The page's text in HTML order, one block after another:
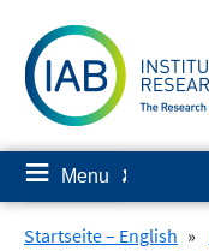
content
≡ Menu ✘
Startseite – English »